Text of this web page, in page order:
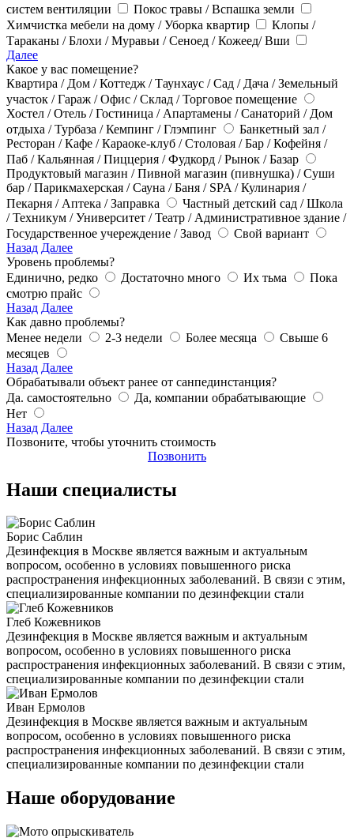
систем вентиляции
Покос травы / Вспашка земли
Химчистка мебели на дому / Уборка квартир
Клопы /
Тараканы / Блохи / Муравьи / Сеноед / Кожеед/ Вши
Далее
Какое у вас помещение?
Квартира / Дом / Коттедж / Таунхаус / Сад / Дача / Земельный
участок / Гараж / Офис / Склад / Торговое помещение
Хостел / Отель / Гостиница / Апартамены / Санаторий / Дом
отдыха / Турбаза / Кемпинг / Глэмпинг
Банкетный зал /
Ресторан / Кафе / Караоке-клуб / Столовая / Бар / Кофейня /
Паб / Кальянная / Пиццерия / Фудкорд / Рынок / Базар
Продуктовый магазин / Пивной магазин (пивнушка) / Суши
бар / Парикмахерская / Сауна / Баня / SPA / Кулинария /
Пекарня / Аптека / Заправка
Частный детский сад / Школа
/ Техникум / Университет / Театр / Административное здание /
Государственное учереждение / Завод
Свой вариант
Назад Далее
Уровень проблемы?
Единично, редко
Достаточно много Их тьма
Пока
смотрю прайс
Назад Далее
Как давно проблемы?
Менее недели
2-3 недели Более месяца
Свыше 6
месяцев
Назад Далее
Обрабатывали объект ранее от санпединстанция?
Да. самостоятельно
Да, компании обрабатывающие
Нет
Назад Далее
Позвоните, чтобы уточнить стоимость
Позвонить
Наши специалисты
Борис Саблин
Дезинфекция в Москве является важным и актуальным
вопросом, особенно в условиях повышенного риска
распространения инфекционных заболеваний. В связи с этим,
специализированные компании по дезинфекции стали
Глеб Кожевников
Дезинфекция в Москве является важным и актуальным
вопросом, особенно в условиях повышенного риска
распространения инфекционных заболеваний. В связи с этим,
специализированные компании по дезинфекции стали
Иван Ермолов
Дезинфекция в Москве является важным и актуальным
вопросом, особенно в условиях повышенного риска
распространения инфекционных заболеваний. В связи с этим,
специализированные компании по дезинфекции стали
Наше оборудование